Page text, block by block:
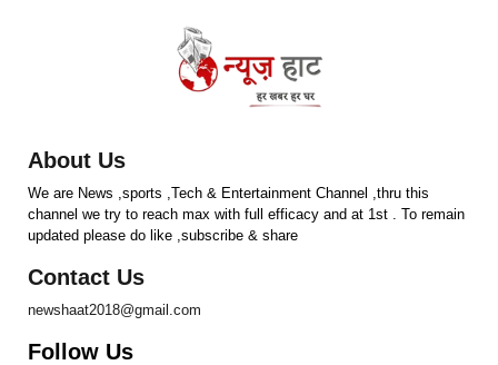
About Us
We are News ,sports ,Tech & Entertainment Channel ,thru this
channel we try to reach max with full efficacy and at 1st . To remain
updated please do like ,subscribe & share
Contact Us
newshaat2018@gmail.com
Follow Us